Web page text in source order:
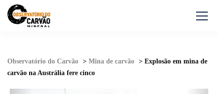
Observatório do Carvão > Mina de carvão > Explosão em mina de
carvão na Austrália fere cinco